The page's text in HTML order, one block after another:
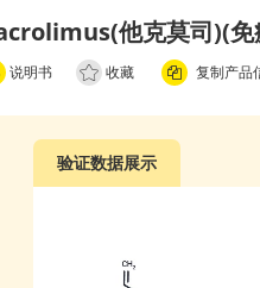
他克莫司)(免
说明书 收藏 复制产品
验证数据展示